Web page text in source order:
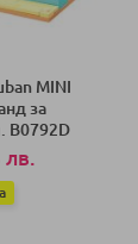
MINI
за
B0792D
лв.